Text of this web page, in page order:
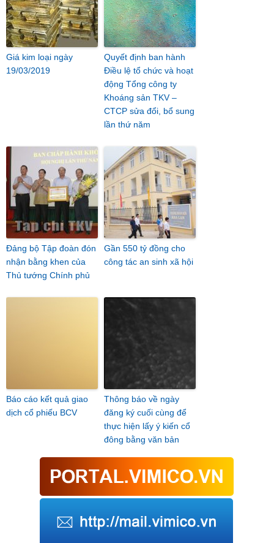
Giá kim loại ngày
19/03/2019
Quyết định ban hành
Điều lệ tổ chức và hoạt
động Tổng công ty
Khoáng sản TKV –
CTCP sửa đổi, bổ sung
lần thứ năm
Đảng bộ Tập đoàn đón
nhận bằng khen của
Thủ tướng Chính phủ
Gần 550 tỷ đồng cho
công tác an sinh xã hội
Báo cáo kết quả giao
dịch cổ phiếu BCV
Thông báo về ngày
đăng ký cuối cùng để
thực hiện lấy ý kiến cổ
đông bằng văn bản